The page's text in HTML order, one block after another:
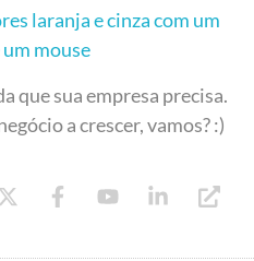
que sua empresa precisa.
a crescer, vamos? :)